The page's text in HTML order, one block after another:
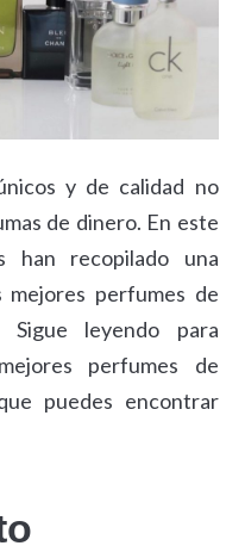
y de calidad no
de dinero. En este
han recopilado una
mejores perfumes de
Sigue leyendo para
perfumes de
puedes encontrar